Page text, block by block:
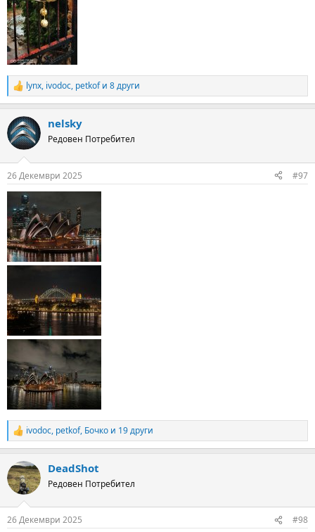
R
e
c
t
i
s
:
lynx, ivodoc, petkofи 8 други
nelsky
Редовен Потребител
26 Декември 2025 #97
R
e
c
t
i
s
ivodoc, petkof, Бочко и 19 други
DeadShot
Редовен Потребител
26 Декември 2025 #98